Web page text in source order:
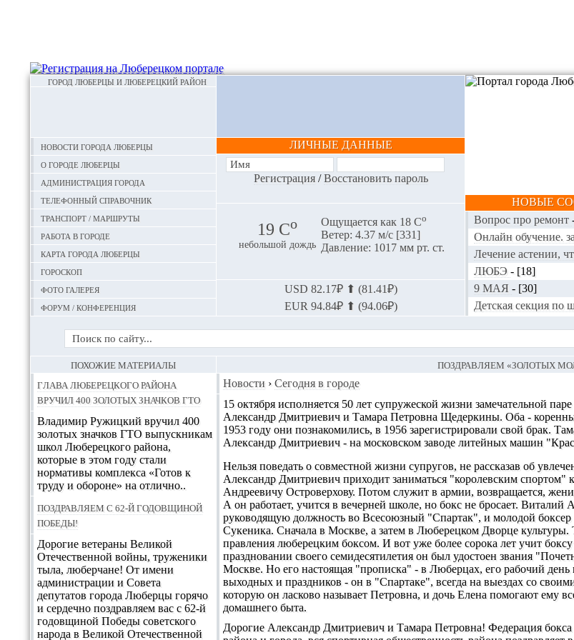
ГОРОД ЛЮБЕРЦЫ И ЛЮБЕРЕЦКИЙ РАЙОН
Новости города Люберцы
О городе Люберцы
Администрация города
Телефонный справочник
Транспорт / маршруты
Работа в городе
Карта города Люберцы
Гороскоп
Фото галерея
Форум / конференция
ЛИЧНЫЕ ДАННЫЕ
Регистрация/Восстановить пароль
19 Сo
небольшой дождь
Ощущается как 18 Сo
Ветер: 4.37 м/с [331]
Давление: 1017 мм рт. ст.
USD 82.17₽ ⬆ (81.41₽)
EUR 94.84₽ ⬆ (94.06₽)
НОВЫЕ
Вопрос про ремонт
Онлайн обучение.
Лечение астении,
ЛЮБЭ - [18]
9 МАЯ - [30]
Детская секция по
ПОЗДРАВЛЯЕМ «ЗОЛОТЫХ
Новости › Сегодня в городе
15 октября исполняется 50 лет супружеской жизни замечательной паре
Александр Дмитриевич и Тамара Петровна Щедеркины. Оба -
1953 году они познакомились, в 1956 зарегистрировали свой брак.
Александр Дмитриевич - на московском заводе литейных машин
Нельзя поведать о совместной жизни супругов, не рассказав об
Александр Дмитриевич приходит заниматься "королевским
Андреевичу Островерхову. Потом служит в армии, возвращается,
А он работает, учится в вечерней школе, но бокс не бросает.
руководящую должность во Всесоюзный "Спартак", и молодой
Сукеника. Сначала в Москве, а затем в Люберецком Дворце культуры.
правления люберецким боксом. И вот уже более сорока лет учит
праздновании своего семидесятилетия он был удостоен звания
Москве. Но его настоящая "прописка" - в Люберцах, его рабочий день
выходных и праздников - он в "Спартаке", всегда на выездах со
которую он ласково называет Петровна, и дочь Елена помогают ему
домашнего быта.
Дорогие Александр Дмитриевич и Тамара Петровна! Федерация
ПОХОЖИЕ МАТЕРИАЛЫ
Глава Люберецкого района
вручил 400 золотых значков ГТО
Владимир Ружицкий вручил 400
золотых значков ГТО выпускникам
школ Люберецкого района,
которые в этом году стали
нормативы комплекса «Готов к
труду и обороне» на отлично..
Поздравляем с 62-й годовщиной
победы!
Дорогие ветераны Великой
Отечественной войны, труженики
тыла, люберчане! От имени
администрации и Совета
депутатов города Люберцы горячо
и сердечно поздравляем вас с 62-й
годовщиной Победы советского
народа в Великой Отечественной